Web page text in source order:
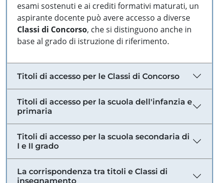
esami sostenuti e ai crediti formativi maturati, un
aspirante docente può avere accesso a diverse
Classi di Concorso, che si distinguono anche in
base al grado di istruzione di riferimento.
Titoli di accesso per le Classi di Concorso
Titoli di accesso per la scuola dell'infanzia e
primaria
Titoli di accesso per la scuola secondaria di
I e II grado
La corrispondenza tra titoli e Classi di
insegnamento